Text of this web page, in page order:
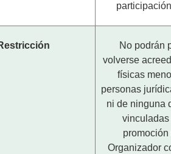
No podrán
volverse
físicas
personas
ni de ninguna
vinculadas
promoción
Organizador